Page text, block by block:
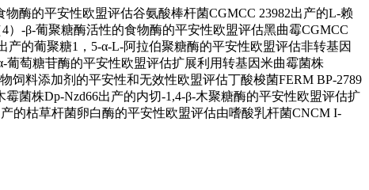
的平安性欧盟评估谷氨酸棒杆菌CGMCC 23982出产的L-赖
-β-葡聚糖酶活性的食物酶的平安性欧盟评估黑曲霉CGMCC
的葡聚糖1，5-α-L-阿拉伯聚糖酶的平安性欧盟评估非转基因
萄糖苷酶的平安性欧盟评估扩展利用转基因米曲霉菌株
料添加剂的平安性和无效性欧盟评估丁酸梭菌FERM BP-2789
菌株Dp-Nzd66出产的内切-1,4-β-木聚糖酶的平安性欧盟评估扩
的枯草杆菌卵白酶的平安性欧盟评估由嗜酸乳杆菌CNCM I-